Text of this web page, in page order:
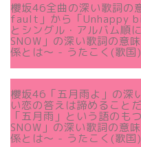
櫻坂46全曲の深い歌詞の
fault」から「Unhappy
とシングル・アルバム順
SNOW」の深い歌詞の意
係とは～ - うたこく(歌国)
櫻坂46「五月雨よ」の深
い恋の答えは諦めること
「五月雨」という語のも
SNOW」の深い歌詞の意
係とは～ - うたこく(歌国)